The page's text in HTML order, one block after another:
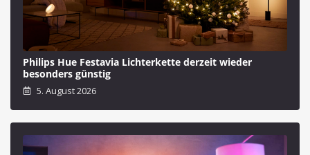
Philips Hue Festavia Lichterkette derzeit wieder
besonders günstig
5. August 2026